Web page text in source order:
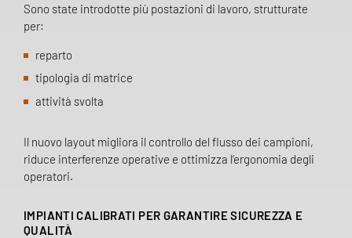
Sono state introdotte più postazioni di lavoro, strutturate
per:
reparto
tipologia di matrice
attività svolta
Il nuovo layout migliora il controllo del flusso dei campioni,
riduce interferenze operative e ottimizza l’ergonomia degli
operatori.
IMPIANTI CALIBRATI PER GARANTIRE SICUREZZA E
QUALITÀ